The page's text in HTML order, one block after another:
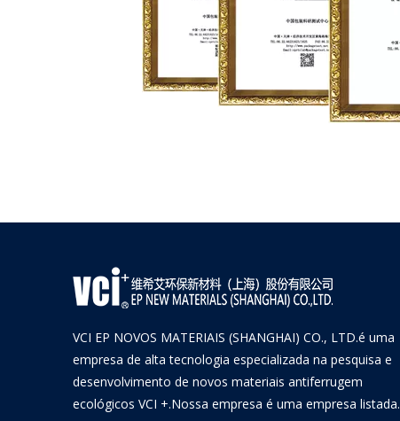
VCI EP NOVOS MATERIAIS (SHANGHAI) CO., LTD.é uma
empresa de alta tecnologia especializada na pesquisa e
desenvolvimento de novos materiais antiferrugem
ecológicos VCI +.Nossa empresa é uma empresa listada.